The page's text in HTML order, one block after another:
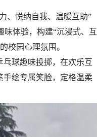
、悦纳自我、温暖互助”
体验，构建“沉浸式、互
校园心理氛围。
乓球趣味投掷，在欢乐互
手绘专属笑脸，定格温柔